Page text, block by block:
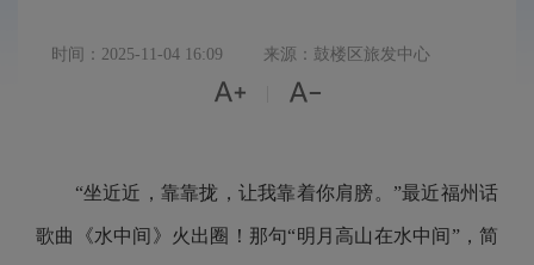
时间：2025-11-04 16:09 来源：鼓楼区旅发中心
 
“坐近近，靠靠拢，让我靠着你肩膀。”最近福州话
歌曲《水中间》火出圈！那句“明月高山在水中间”，简